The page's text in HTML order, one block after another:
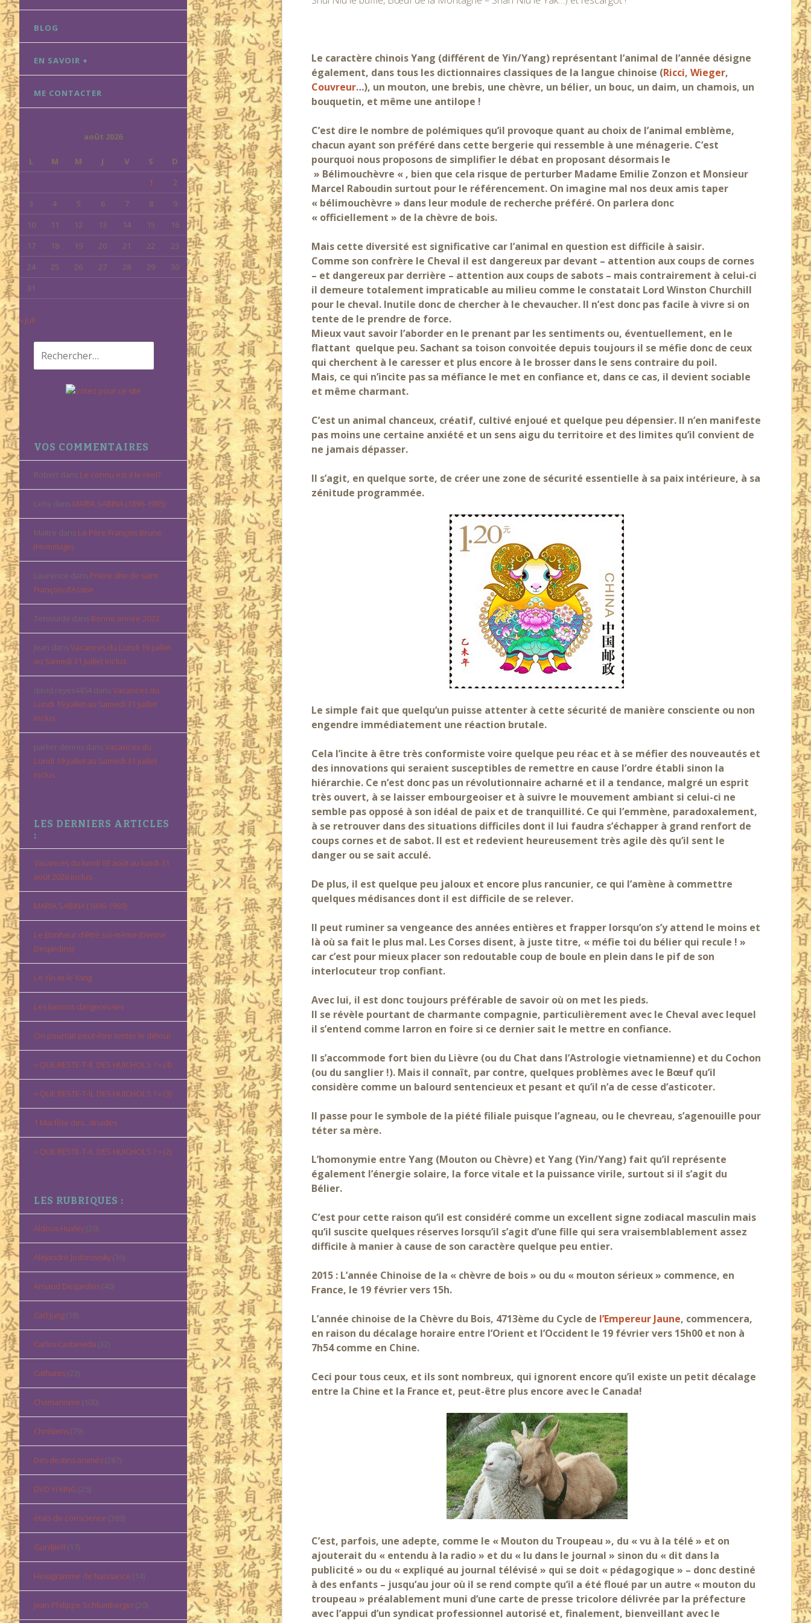
BLOG
EN SAVOIR +
ME CONTACTER
août 2026
L M M J V S
D
1
2
3
4 5 6 7 8
9
10
11 12 13 14 15
16
17
18 19 20 21 22
23
24
25 26 27 28 29
30
31
« Juil
Rechercher :
VOS COMMENTAIRES
Robert dans Le connu est-il le réel?
Lehy dans MARIA SABINA (1896-1985)
Maitre dans Le Père François Brune
(Hommage)
Laurence dans Prière dite de saint
François d’Assise
Tetevuide dans Bonne année 2022
Jean dansVacances du Lundi 19 juillet
au Samedi 31 juillet inclus
david.reyes4454 dansVacances du
Lundi 19 juillet au Samedi 31 juillet
inclus
parker dennis dansVacances du
Lundi 19 juillet au Samedi 31 juillet
inclus
LES DERNIERS ARTICLES
:
Vacances du lundi 03 août au lundi 31
août 2026 inclus
MARIA SABINA (1896-1985)
Le Bonheur d’être soi-même (Denise
Desjardins)
Le Yin et le Yang
Les liaisons dangereuses
On pourrait peut-être tenter le détour
« QUE RESTE-T-IL DES HUICHOLS ? » (4)
« QUE RESTE-T-IL DES HUICHOLS ? » (3)
1 Mai fête des…druides
« QUE RESTE-T-IL DES HUICHOLS ? » (2)
LES RUBRIQUES :
Aldous Huxley(20)
Alejandro Jodorowsky(16)
Arnaud Desjardins(40)
Carl Jung(18)
Carlos Castaneda (32)
Cathares(23)
Chamanisme (100)
Chrétiens(79)
Des destins animés(287)
DVD YI KING (25)
états de conscience (389)
Gurdjieff(17)
Hexagramme de Naissance (14)
Jean Philippe Schlumberger(20)
Le caractère chinois Yang (différent de Yin/Yang) représentant l’animal de l’année désigne
également, dans tous les dictionnaires classiques de la langue chinoise (Ricci,Wieger,
Couvreur…), un mouton, une brebis, une chèvre, un bélier, un bouc, un daim, un chamois, un
bouquetin, et même une antilope !
C’est dire le nombre de polémiques qu’il provoque quant au choix de l’animal emblème,
chacun ayant son préféré dans cette bergerie qui ressemble à une ménagerie. C’est
pourquoi nous proposons de simplifier le débat en proposant désormais le
» Bélimouchèvre « , bien que cela risque de perturber Madame Emilie Zonzon et Monsieur
Marcel Raboudin surtout pour le référencement. On imagine mal nos deux amis taper
« bélimouchèvre » dans leur module de recherche préféré. On parlera donc
« officiellement » de la chèvre de bois.
Mais cette diversité est significative car l’animal en question est difficile à saisir.
Comme son confrère le Cheval il est dangereux par devant – attention aux coups de cornes
– et dangereux par derrière – attention aux coups de sabots – mais contrairement à celui-ci
il demeure totalement impraticable au milieu comme le constatait Lord Winston Churchill
pour le cheval. Inutile donc de chercher à le chevaucher. Il n’est donc pas facile à vivre si on
tente de le prendre de force.
Mieux vaut savoir l’aborder en le prenant par les sentiments ou, éventuellement, en le
flattant quelque peu. Sachant sa toison convoitée depuis toujours il se méfie donc de ceux
qui cherchent à le caresser et plus encore à le brosser dans le sens contraire du poil.
Mais, ce qui n’incite pas sa méfiance le met en confiance et, dans ce cas, il devient sociable
et même charmant.
C’est un animal chanceux, créatif, cultivé enjoué et quelque peu dépensier. Il n’en manifeste
pas moins une certaine anxiété et un sens aigu du territoire et des limites qu’il convient de
ne jamais dépasser.
Il s’agit, en quelque sorte, de créer une zone de sécurité essentielle à sa paix intérieure, à sa
zénitude programmée.
Le simple fait que quelqu’un puisse attenter à cette sécurité de manière consciente ou non
engendre immédiatement une réaction brutale.
Cela l’incite à être très conformiste voire quelque peu réac et à se méfier des nouveautés et
des innovations qui seraient susceptibles de remettre en cause l’ordre établi sinon la
hiérarchie. Ce n’est donc pas un révolutionnaire acharné et il a tendance, malgré un esprit
très ouvert, à se laisser embourgeoiser et à suivre le mouvement ambiant si celui-ci ne
semble pas opposé à son idéal de paix et de tranquillité. Ce qui l’emmène, paradoxalement,
à se retrouver dans des situations difficiles dont il lui faudra s’échapper à grand renfort de
coups cornes et de sabot. Il est et redevient heureusement très agile dès qu’il sent le
danger ou se sait acculé.
De plus, il est quelque peu jaloux et encore plus rancunier, ce qui l’amène à commettre
quelques médisances dont il est difficile de se relever.
Il peut ruminer sa vengeance des années entières et frapper lorsqu’on s’y attend le moins et
là où sa fait le plus mal. Les Corses disent, à juste titre, « méfie toi du bélier qui recule ! »
car c’est pour mieux placer son redoutable coup de boule en plein dans le pif de son
interlocuteur trop confiant.
Avec lui, il est donc toujours préférable de savoir où on met les pieds.
Il se révèle pourtant de charmante compagnie, particulièrement avec le Cheval avec lequel
il s’entend comme larron en foire si ce dernier sait le mettre en confiance.
Il s’accommode fort bien du Lièvre (ou du Chat dans l’Astrologie vietnamienne) et du Cochon
(ou du sanglier !). Mais il connaît, par contre, quelques problèmes avec le Bœuf qu’il
considère comme un balourd sentencieux et pesant et qu’il n’a de cesse d’asticoter.
Il passe pour le symbole de la piété filiale puisque l’agneau, ou le chevreau, s’agenouille pour
téter sa mère.
L’homonymie entre Yang (Mouton ou Chèvre) et Yang (Yin/Yang) fait qu’il représente
également l’énergie solaire, la force vitale et la puissance virile, surtout si il s’agit du
Bélier.
C’est pour cette raison qu’il est considéré comme un excellent signe zodiacal masculin mais
qu’il suscite quelques réserves lorsqu’il s’agit d’une fille qui sera vraisemblablement assez
difficile à manier à cause de son caractère quelque peu entier.
2015 : L’année Chinoise de la « chèvre de bois » ou du « mouton sérieux » commence, en
France, le 19 février vers 15h.
L’année chinoise de la Chèvre du Bois, 4713ème du Cycle de l’Empereur Jaune, commencera,
en raison du décalage horaire entre l’Orient et l’Occident le 19 février vers 15h00 et non à
7h54 comme en Chine.
Ceci pour tous ceux, et ils sont nombreux, qui ignorent encore qu’il existe un petit décalage
entre la Chine et la France et, peut-être plus encore avec le Canada!
C’est, parfois, une adepte, comme le « Mouton du Troupeau », du « vu à la télé » et on
ajouterait du « entendu à la radio » et du « lu dans le journal » sinon du « dit dans la
publicité » ou du « expliqué au journal télévisé » qui se doit « pédagogique » – donc destiné
à des enfants – jusqu’au jour où il se rend compte qu’il a été floué par un autre « mouton du
troupeau » préalablement muni d’une carte de presse tricolore délivrée par la préfecture
avec l’appui d’un syndicat professionnel autorisé et, finalement, bienveillant avec le